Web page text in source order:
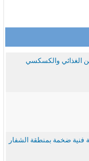
الغذائي والكسكسي
ضخمة بمنطقة الشفار